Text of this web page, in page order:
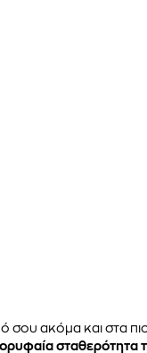
σου ακόμα και στα
σταθερότητα